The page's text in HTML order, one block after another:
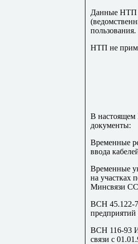
Данные НТП
пользования.
НТП не
В настоящем
документы:
Временные
ввода
Временные
на участках
Минсвязи
ВСН 45.122-
предприятий
ВСН 116-93
связи c